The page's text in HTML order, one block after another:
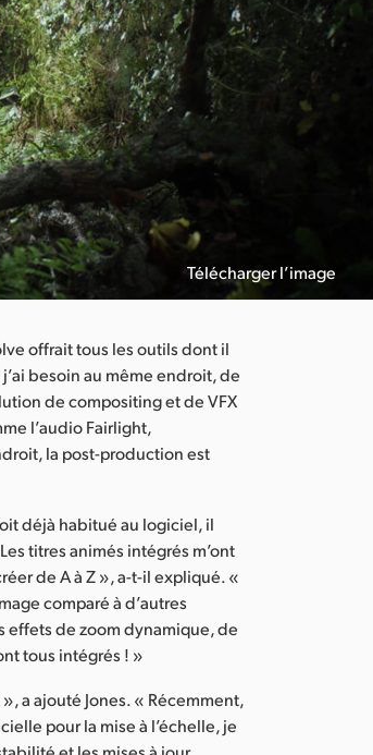
Télécharger l’image
offrait tous les outils dont il
besoin au même endroit, de
de compositing et de VFX
l’audio Fairlight,
la post-production est
déjà habitué au logiciel, il
titres animés intégrés m’ont
de A à Z », a-t-il expliqué. «
comparé à d’autres
effets de zoom dynamique, de
tous intégrés ! »
a ajouté Jones. « Récemment,
pour la mise à l’échelle, je